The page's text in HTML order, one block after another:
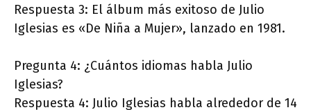
Respuesta 3: El álbum más exitoso de Julio
Iglesias es «De Niña a Mujer», lanzado en 1981.
Pregunta 4: ¿Cuántos idiomas habla Julio
Iglesias?
Respuesta 4: Julio Iglesias habla alrededor de 14